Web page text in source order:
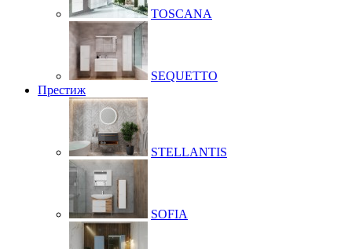
TOSCANA
SEQUETTO
Престиж
STELLANTIS
SOFIA